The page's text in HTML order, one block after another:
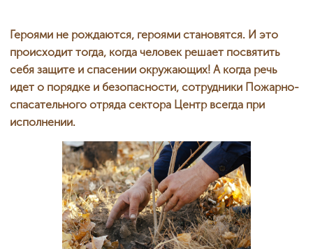
Героями не рождаются, героями становятся. И это
происходит тогда, когда человек решает посвятить
себя защите и спасении окружающих! А когда речь
идет о порядке и безопасности, сотрудники Пожарно-
спасательного отряда сектора Центр всегда при
исполнении.